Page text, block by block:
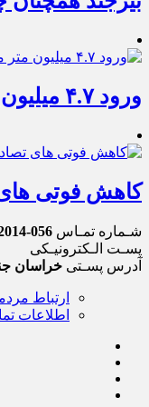
ورود ۴.۷ میلیون متر مکعب آب به سد های خراسان جنوبی
کاهش فوتی های
شـماره تمـاس 056-32222014
پسـت الـکترونیـکی
آدرس پسـتی خراسان جنوبی -
ارتباط
اطلاعات